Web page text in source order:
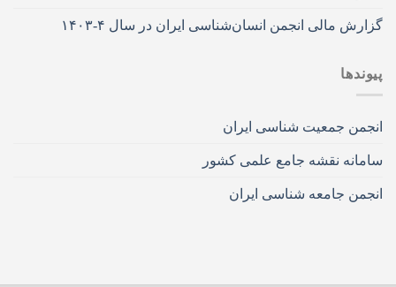
گزارش مالی انجمن انسان‌شناسی ایران در سال ۴-۱۴۰۳
پیوندها
انجمن جمعیت شناسی ایران
سامانه نقشه جامع علمی کشور
انجمن جامعه شناسی ایران